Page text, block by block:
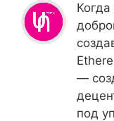
—
под